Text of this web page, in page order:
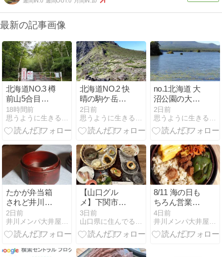
最新の記事画像
北海道NO.3 樽
前山5合目ゲ
ート１日違い
で閉鎖…😢
18時間前
北海道NO.2 快
晴の駒ケ岳登
山
2日前
no.1北海道 大
沼公園の大き
なヤマドリダ
ケ🍄 日本のポ
ルチーニ
2日前
たかが弁当箱
されど井川メ
ンパ
2日前
【山口グル
メ】下関市の
創作料理屋さ
ん『創作ラン
チと手打ちそ
｜10食限定の
3日前
8/11 海の日も
ちろん営業し
ております
4日前